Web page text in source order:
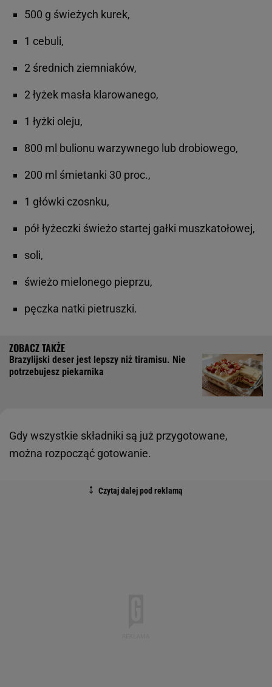
500 g świeżych kurek,
1 cebuli,
2 średnich ziemniaków,
2 łyżek masła klarowanego,
1 łyżki oleju,
800 ml bulionu warzywnego lub drobiowego,
200 ml śmietanki 30 proc.,
1 główki czosnku,
pół łyżeczki świeżo startej gałki muszkatołowej,
soli,
świeżo mielonego pieprzu,
pęczka natki pietruszki.
Brazylijski deser jest lepszy niż tiramisu. Nie
potrzebujesz piekarnika
Gdy wszystkie składniki są już przygotowane,
można rozpocząć gotowanie.